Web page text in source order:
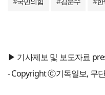
▶ 기사제보 및 보도자료
- Copyright ⓒ기독일보, 무